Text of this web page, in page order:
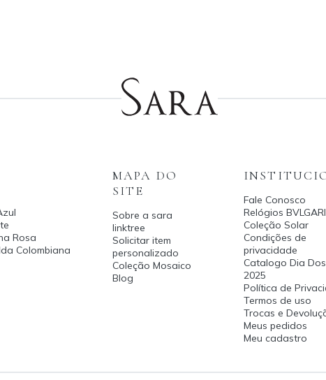
Fale Conosco
Relógios BVLGARI
Coleção Solar
Condições de
privacidade
Catalogo Dia
2025
Política de
Termos de uso
Trocas e
Meus pedidos
Meu cadastro
MAPA DO
SITE
Sobre a sara
linktree
Solicitar item
personalizado
Blog
Coleção Mosaico
Rosa
Colombiana